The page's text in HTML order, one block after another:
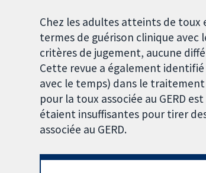
Chez les adultes atteints de toux
termes de guérison clinique avec
critères de jugement, aucune
Cette revue a également
avec le temps) dans le
pour la toux associée au GERD
étaient insuffisantes pour tirer
associée au GERD.